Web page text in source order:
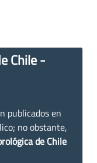
Chile -
publicados en
no obstante,
de Chile